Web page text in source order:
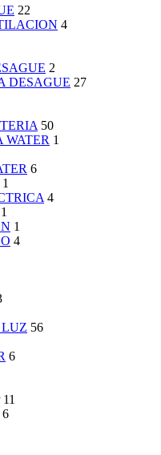
22
4
2
DESAGUE 27
50
WATER 1
6
1
4
1
1
4
LUZ 56
6
11
6